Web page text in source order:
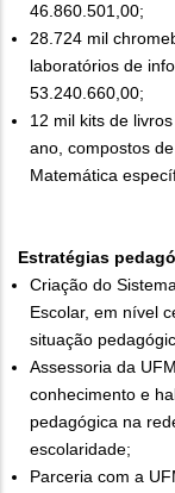
46.860.501,00;
28.724 mil
laboratórios de
53.240.660,00;
12 mil kits de
ano, compostos
Matemática
Estratégias
Criação do
Escolar, em nível
situação
Assessoria da
conhecimento e
pedagógica na
escolaridade;
Parceria com a